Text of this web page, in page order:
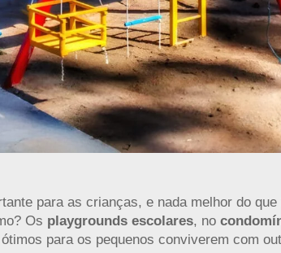
para as crianças, e nada melhor do
Os playgrounds escolares, no
para os pequenos conviverem com